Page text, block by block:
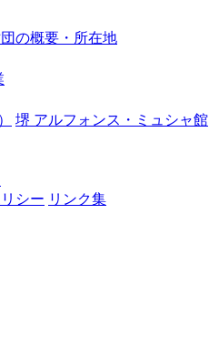
の概要・所在地
堺 アルフォンス・ミュシャ館
シー リンク集